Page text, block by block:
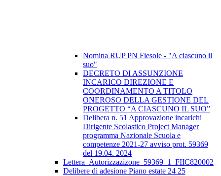
Nomina RUP PN Fiesole - "A ciascuno il
suo"
DECRETO DI ASSUNZIONE
INCARICO DIREZIONE E
COORDINAMENTO A TITOLO
ONEROSO DELLA GESTIONE DEL
PROGETTO “A CIASCUNO IL SUO”
Delibera n. 51 Approvazione incarichi
Dirigente Scolastico Project Manager
programma Nazionale Scuola e
competenze 2021-27 avviso prot. 59369
del 19.04. 2024
Lettera_Autorizzazizone_59369_1_FIIC820002
Delibere di adesione Piano estate 24 25